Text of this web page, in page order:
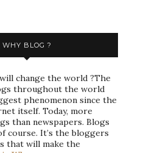
WHY BLOG ?
change the world ?The
throughout the world
phenomenon since the
itself. Today, more
than newspapers. Blogs
course. It’s the bloggers
that will make the